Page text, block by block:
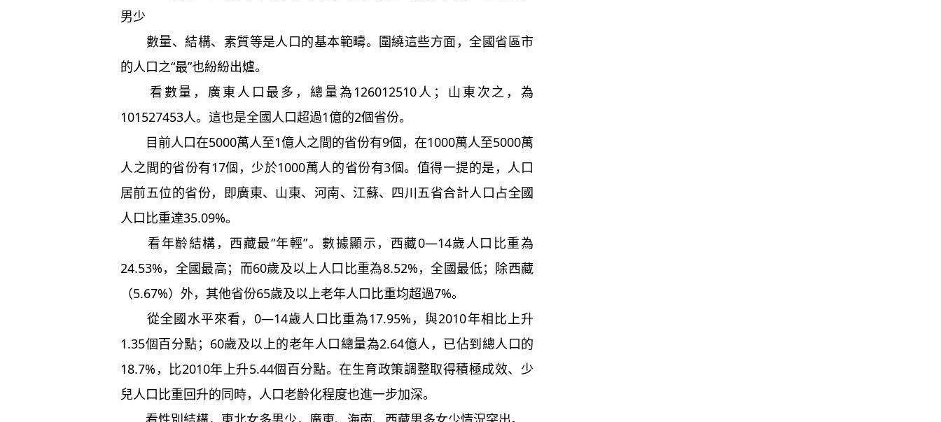
男少
數量、結構、素質等是人口的基本範疇。圍繞這些方面，全國省區市
的人口之“最”也紛紛出爐。
看數量，廣東人口最多，總量為126012510人；山東次之，為
101527453人。這也是全國人口超過1億的2個省份。
目前人口在5000萬人至1億人之間的省份有9個，在1000萬人至5000萬
人之間的省份有17個，少於1000萬人的省份有3個。值得一提的是，人口
居前五位的省份，即廣東、山東、河南、江蘇、四川五省合計人口占全國
人口比重達35.09%。
看年齡結構，西藏最“年輕”。數據顯示，西藏0—14歲人口比重為
24.53%，全國最高；而60歲及以上人口比重為8.52%，全國最低；除西藏
（5.67%）外，其他省份65歲及以上老年人口比重均超過7%。
從全國水平來看，0—14歲人口比重為17.95%，與2010年相比上升
1.35個百分點；60歲及以上的老年人口總量為2.64億人，已佔到總人口的
18.7%，比2010年上升5.44個百分點。在生育政策調整取得積極成效、少
兒人口比重回升的同時，人口老齡化程度也進一步加深。